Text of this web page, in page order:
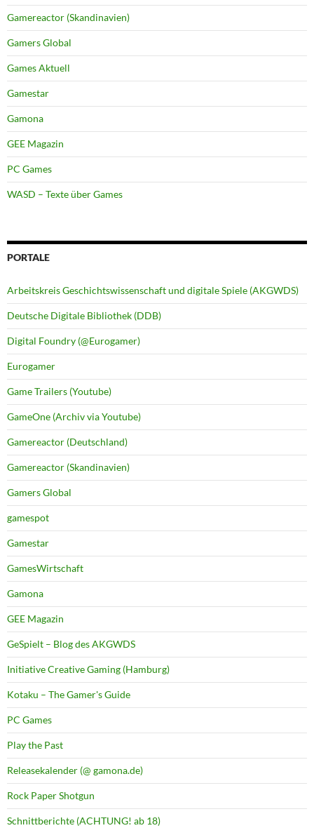
Gamereactor (Skandinavien)
Gamers Global
Games Aktuell
Gamestar
Gamona
GEE Magazin
PC Games
WASD – Texte über Games
PORTALE
Arbeitskreis Geschichtswissenschaft und digitale Spiele (AKGWDS)
Deutsche Digitale Bibliothek (DDB)
Digital Foundry (@Eurogamer)
Eurogamer
Game Trailers (Youtube)
GameOne (Archiv via Youtube)
Gamereactor (Deutschland)
Gamereactor (Skandinavien)
Gamers Global
gamespot
Gamestar
GamesWirtschaft
Gamona
GEE Magazin
GeSpielt – Blog des AKGWDS
Initiative Creative Gaming (Hamburg)
Kotaku – The Gamer's Guide
PC Games
Play the Past
Releasekalender (@ gamona.de)
Rock Paper Shotgun
Schnittberichte (ACHTUNG! ab 18)